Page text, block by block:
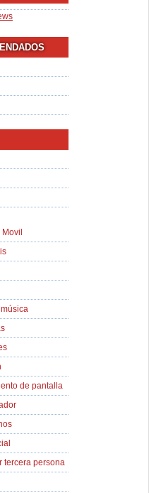
de pantalla
tercera persona